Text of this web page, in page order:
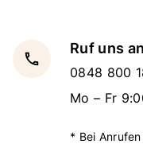
local_phone
Ruf uns an
0848 800
Mo – Fr
* Bei